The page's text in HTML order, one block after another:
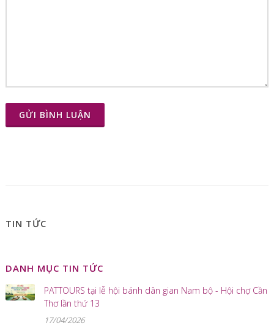
GỬI BÌNH LUẬN
TIN TỨC
DANH MỤC TIN TỨC
PATTOURS tại lễ hội bánh dân gian Nam bộ - Hội chợ Cần
Thơ lần thứ 13
17/04/2026